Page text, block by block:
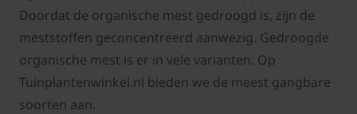
Doordat de organische mest gedroogd is, zijn de
meststoffen geconcentreerd aanwezig. Gedroogde
organische mest is er in vele varianten. Op
Tuinplantenwinkel.nl bieden we de meest gangbare
soorten aan.